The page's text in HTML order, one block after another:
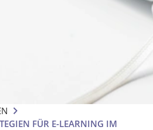
FÜR E-LEARNING IM